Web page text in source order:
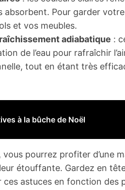
absorbent. Pour garder
et vos meubles.
adiabatique :
de l’eau pour rafraîchir
tout en étant très
à la bûche de Noël
pourrez profiter d’une
étouffante. Gardez en
ces astuces en fonction